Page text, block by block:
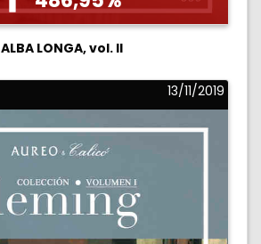
ALBA LONGA, vol. II
13/11/2019